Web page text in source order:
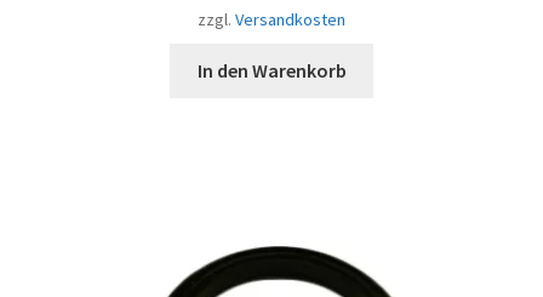
zzgl. Versandkosten
In den Warenkorb